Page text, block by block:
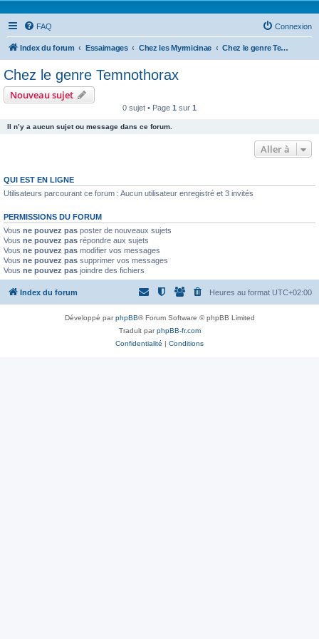
FAQ Connexion
Index du forum Essaimages Chez les Myrmicinae Chez le genre Temnothorax
Chez le genre Temnothorax
Nouveau sujet
0 sujet • Page 1 sur 1
Il n’y a aucun sujet ou message dans ce forum.
Aller à
QUI EST EN LIGNE
Utilisateurs parcourant ce forum : Aucun utilisateur enregistré et 3 invités
PERMISSIONS DU FORUM
Vous ne pouvez pas poster de nouveaux sujets
Vous ne pouvez pas répondre aux sujets
Vous ne pouvez pas modifier vos messages
Vous ne pouvez pas supprimer vos messages
Vous ne pouvez pas joindre des fichiers
Index du forum Heures au format UTC+02:00
Développé parphpBB® Forum Software © phpBB Limited
Traduit parphpBB-fr.com
Confidentialité | Conditions